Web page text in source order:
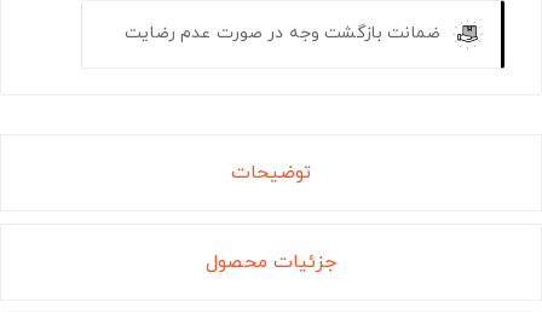
ضمانت بازگشت وجه در صورت عدم رضایت
توضیحات
جزئیات محصول